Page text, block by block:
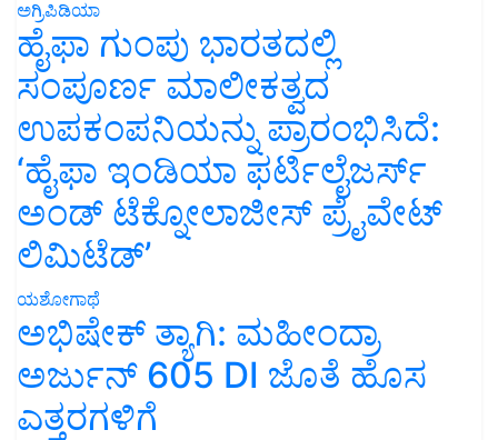
ಅಗ್ರಿಪಿಡಿಯಾ
ಹೈಫಾ ಗುಂಪು ಭಾರತದಲ್ಲಿ
ಸಂಪೂರ್ಣ ಮಾಲೀಕತ್ವದ
ಉಪಕಂಪನಿಯನ್ನು ಪ್ರಾರಂಭಿಸಿದೆ:
‘ಹೈಫಾ ಇಂಡಿಯಾ ಫರ್ಟಿಲೈಜರ್ಸ್
ಅಂಡ್ ಟೆಕ್ನೋಲಾಜೀಸ್ ಪ್ರೈವೇಟ್
ಲಿಮಿಟೆಡ್’
ಯಶೋಗಾಥೆ
ಅಭಿಷೇಕ್ ತ್ಯಾಗಿ: ಮಹೀಂದ್ರಾ
ಅರ್ಜುನ್ 605 DI ಜೊತೆ ಹೊಸ
ಎತ್ತರಗಳಿಗೆ